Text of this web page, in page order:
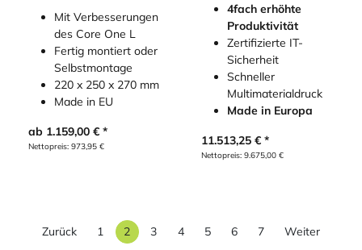
Mit Verbesserungen
des Core One L
Fertig montiert oder
Selbstmontage
220 x 250 x 270 mm
Made in EU
ab 1.159,00 €
Nettopreis: 973,95 €
4fach erhöhte
Produktivität
Zertifizierte IT-
Sicherheit
Schneller
Multimaterialdruck
Made in Europa
11.513,25€
Nettopreis: 9.675,00€
Zurück 1 2 3 4 5 6 7 Weiter